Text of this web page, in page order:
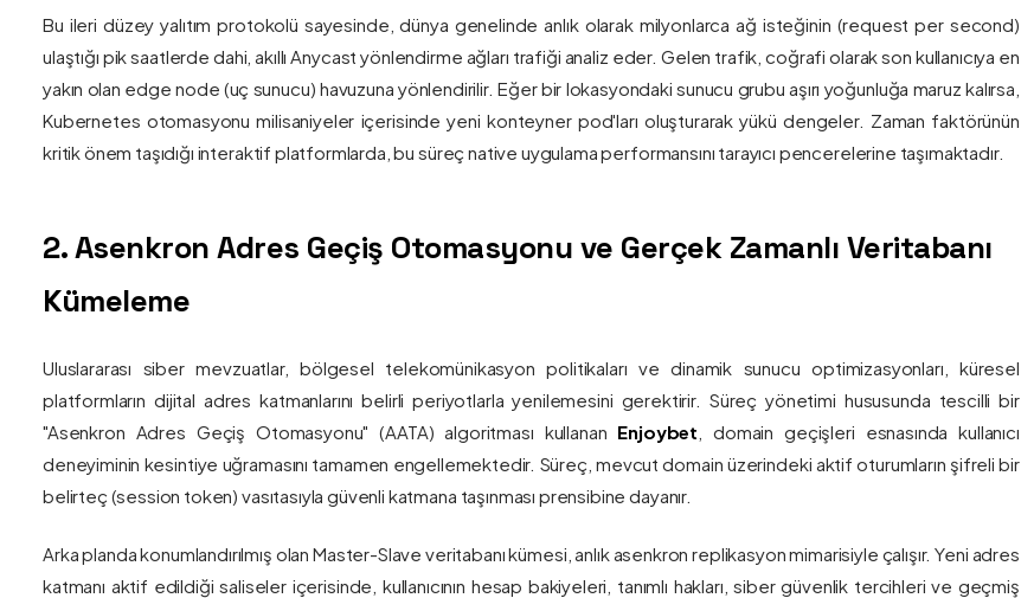
Bu ileri düzey yalıtım protokolü sayesinde, dünya genelinde anlık olarak milyonlarca ağ isteğinin (request per second)
ulaştığı pik saatlerde dahi, akıllı Anycast yönlendirme ağları trafiği analiz eder. Gelen trafik, coğrafi olarak son kullanıcıya en
yakın olan edge node (uç sunucu) havuzuna yönlendirilir. Eğer bir lokasyondaki sunucu grubu aşırı yoğunluğa maruz kalırsa,
Kubernetes otomasyonu milisaniyeler içerisinde yeni konteyner pod'ları oluşturarak yükü dengeler. Zaman faktörünün
kritik önem taşıdığı interaktif platformlarda, bu süreç native uygulama performansını tarayıcı pencerelerine taşımaktadır.
2. Asenkron Adres Geçiş Otomasyonu ve Gerçek Zamanlı Veritabanı
Kümeleme
Uluslararası siber mevzuatlar, bölgesel telekomünikasyon politikaları ve dinamik sunucu optimizasyonları, küresel
platformların dijital adres katmanlarını belirli periyotlarla yenilemesini gerektirir. Süreç yönetimi hususunda tescilli bir
"Asenkron Adres Geçiş Otomasyonu" (AATA) algoritması kullanan Enjoybet , domain geçişleri esnasında kullanıcı
deneyiminin kesintiye uğramasını tamamen engellemektedir. Süreç, mevcut domain üzerindeki aktif oturumların şifreli bir
belirteç (session token) vasıtasıyla güvenli katmana taşınması prensibine dayanır.
Arka planda konumlandırılmış olan Master-Slave veritabanı kümesi, anlık asenkron replikasyon mimarisiyle çalışır. Yeni adres
katmanı aktif edildiği saliseler içerisinde, kullanıcının hesap bakiyeleri, tanımlı hakları, siber güvenlik tercihleri ve geçmiş